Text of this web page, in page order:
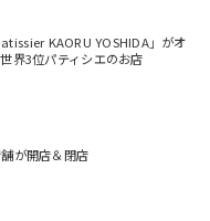
KAORU YOSHIDA」がオ
界3位パティシエのお店
が開店＆閉店